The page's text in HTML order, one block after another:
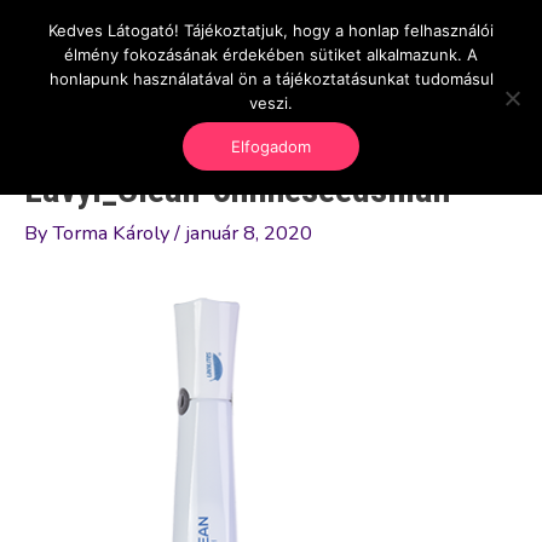
content
OnlineSeedsMan
Üzlet és szabadság
Main
Lavyl_Clean-onlineseedsman
ByTorma Károly/ január 8, 2020
Kedves Látogató! Tájékoztatjuk, hogy a honlap felhasználói
élmény fokozásának érdekében sütiket alkalmazunk. A
honlapunk használatával ön a tájékoztatásunkat tudomásul
veszi.
Elfogadom